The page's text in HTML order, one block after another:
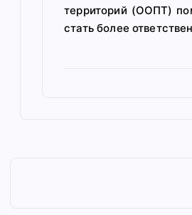
территорий (ООПТ)
стать более